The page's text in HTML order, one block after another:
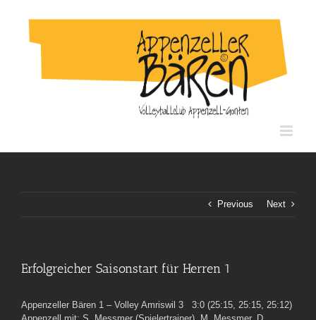
content
Previous Next
Erfolgreicher Saisonstart für Herren 1
Appenzeller Bären 1 – Volley Amriswil 3 3:0 (25:15, 25:15, 25:12)